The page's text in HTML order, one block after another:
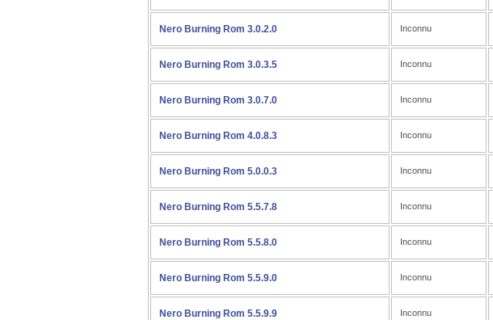
Nero Burning Rom 3.0.2.0 Inconnu
Nero Burning Rom 3.0.3.5 Inconnu
Nero Burning Rom 3.0.7.0 Inconnu
Nero Burning Rom 4.0.8.3 Inconnu
Nero Burning Rom 5.0.0.3 Inconnu
Nero Burning Rom 5.5.7.8 Inconnu
Nero Burning Rom 5.5.8.0 Inconnu
Nero Burning Rom 5.5.9.0 Inconnu
Nero Burning Rom 5.5.9.9 Inconnu